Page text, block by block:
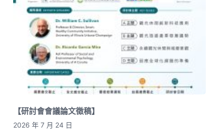
【研討會會議論文徵稿】
2026 年 7 月 24 日